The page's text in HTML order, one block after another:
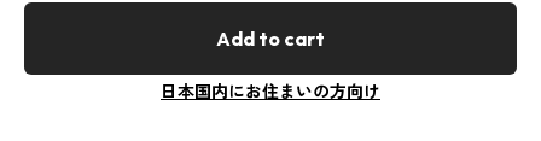
Add to cart
日本国内にお住まいの方向け